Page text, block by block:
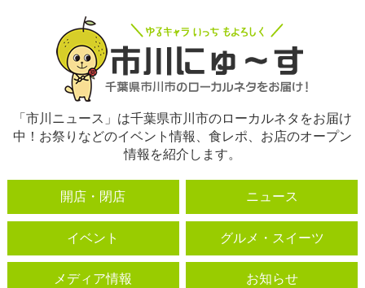
「市川ニュース」は千葉県市川市のローカルネタをお届け
中！お祭りなどのイベント情報、食レポ、お店のオープン
情報を紹介します。
開店・閉店 ニュース
イベント グルメ・スイーツ
メディア情報 お知らせ